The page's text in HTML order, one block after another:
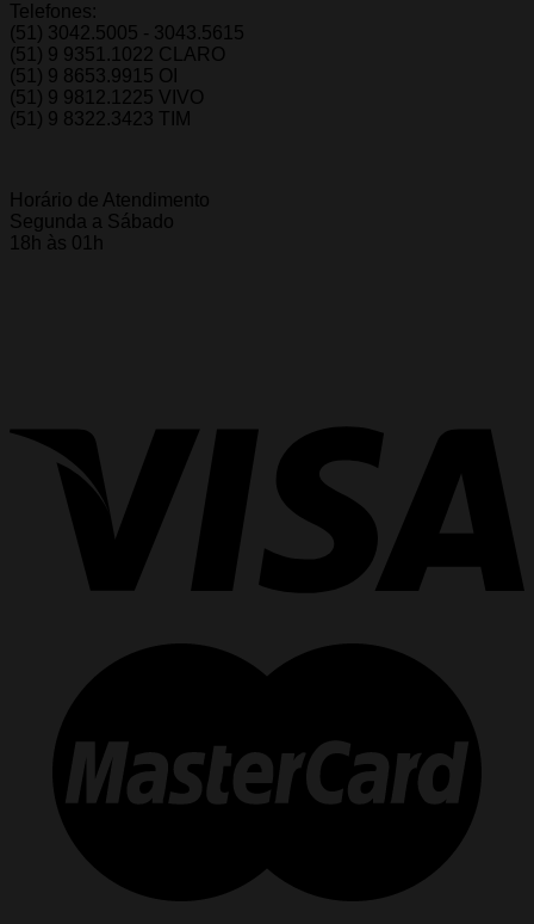
Telefones:
(51) 3042.5005 - 3043.5615
(51) 9 9351.1022 CLARO
(51) 9 8653.9915 OI
(51) 9 9812.1225 VIVO
(51) 9 8322.3423 TIM
Horário de Atendimento
Segunda a Sábado
18h às 01h